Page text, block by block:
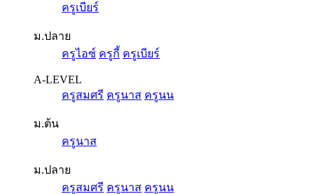
ครูเบียร์
ม.ปลาย
ครูไอซ์ ครูกี้ ครูเบียร์
A-LEVEL
ครูสมศรี ครูนาส ครูนน
ม.ต้น
ครูนาส
ม.ปลาย
ครูสมศรี ครูนาส ครูนน